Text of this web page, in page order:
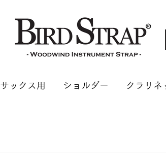
サックス用 ショルダー クラリネ